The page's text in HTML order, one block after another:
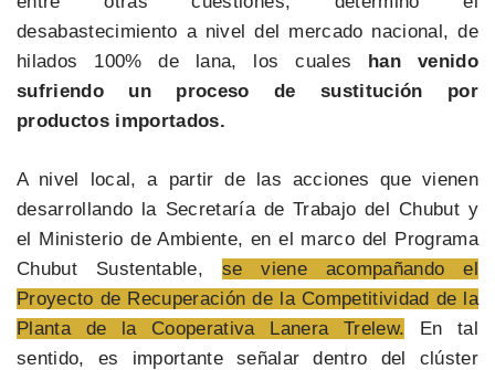
desabastecimiento a nivel del mercado nacional, de
hilados 100% de lana, los cuales han venido
sufriendo un proceso de sustitución por
productos importados.
A nivel local, a partir de las acciones que vienen
desarrollando la Secretaría de Trabajo del Chubut y
el Ministerio de Ambiente, en el marco del Programa
Chubut Sustentable, se viene acompañando el
Proyecto de Recuperación de la Competitividad de la
Planta de la Cooperativa Lanera Trelew. En tal
sentido, es importante señalar dentro del clúster